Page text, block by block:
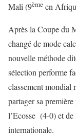
Mali (9ème en
Après la Coupe du
changé de mode
nouvelle méthode
sélection performe
classement mondial
partager sa
l’Ecosse (4-0) et de
internationale.